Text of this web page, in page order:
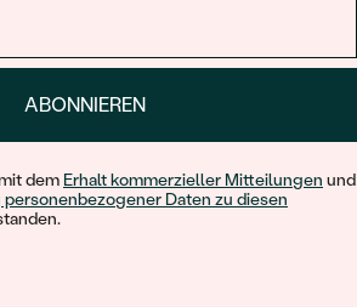
ABONNIEREN
dem Erhalt kommerzieller Mitteilungen und
Daten zu diesen